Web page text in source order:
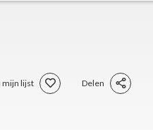
mijn lijst Delen